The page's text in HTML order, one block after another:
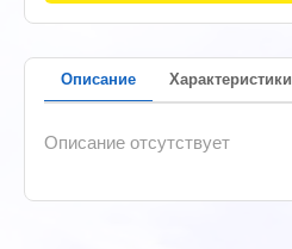
Описание Характеристики
Описание отсутствует